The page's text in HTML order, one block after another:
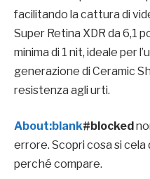
facilitando la cattura di
Super Retina XDR da 6,1
minima di 1 nit, ideale per
generazione di Ceramic
resistenza agli urti.
About:blank#blocked
errore. Scopri cosa si
perché compare.